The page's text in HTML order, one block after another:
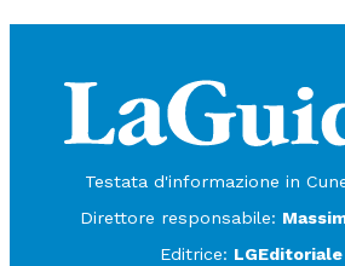
Testata d'informazione in
Direttore responsabile:
Editrice: LGEditoriale